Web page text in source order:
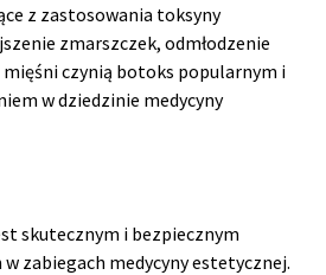
z zastosowania toksyny
zmarszczek, odmłodzenie
czynią botoks popularnym i
w dziedzinie medycyny
skutecznym i bezpiecznym
zabiegach medycyny estetycznej.